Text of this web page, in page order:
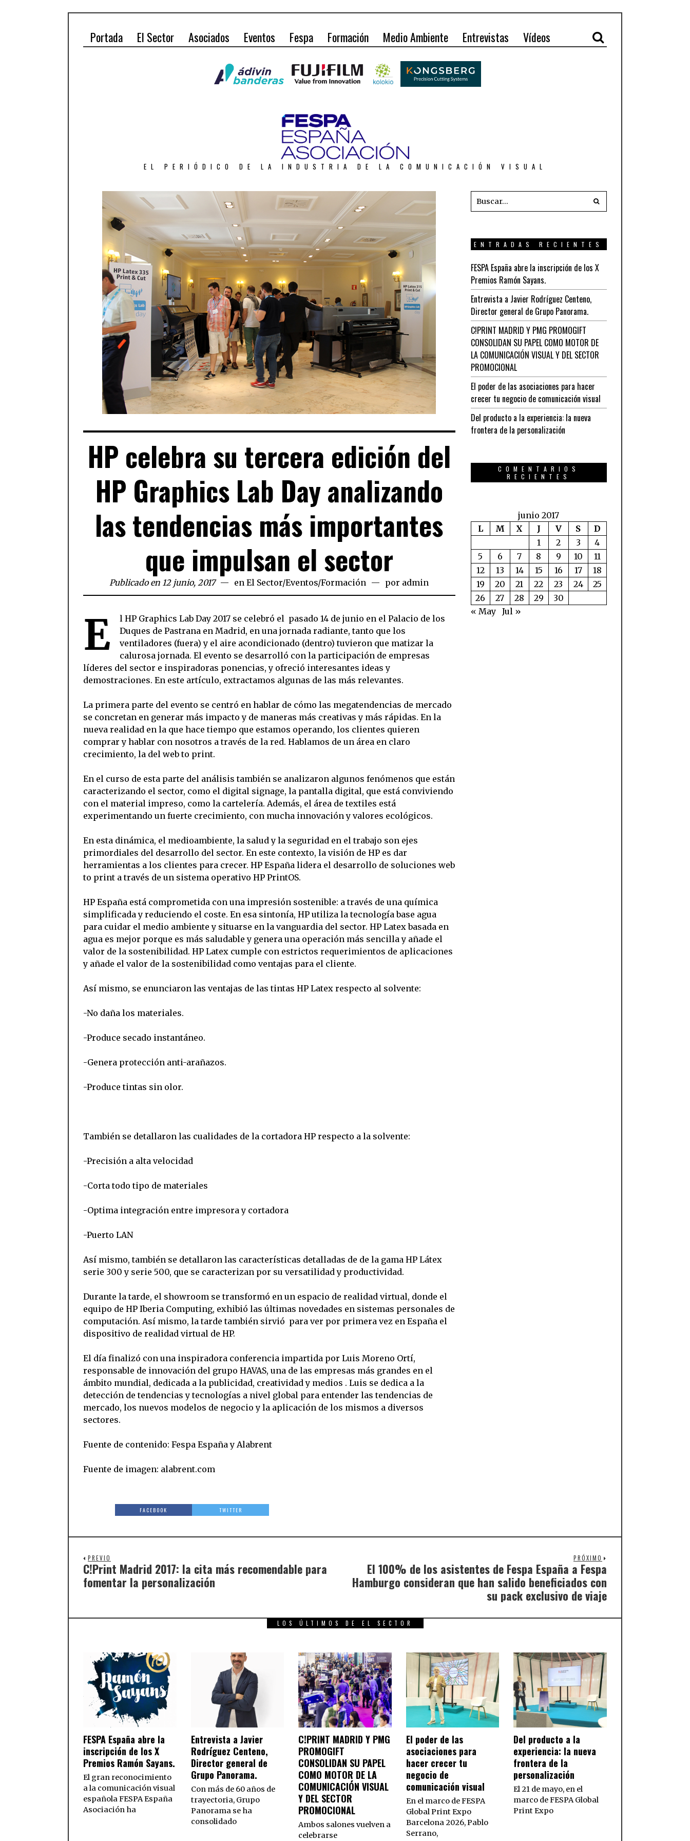
Portada El Sector Asociados Eventos Fespa Formación Medio Ambiente Entrevistas Vídeos
EL PERIÓDICO DE LA INDUSTRIA DE LA COMUNICACIÓN VISUAL
HP celebra su tercera edición del
HP Graphics Lab Day analizando
las tendencias más importantes
que impulsan el sector
Publicado en 12 junio, 2017 enEl Sector/Eventos/Formación por admin
E
l HP Graphics Lab Day 2017 se celebró el pasado 14 de junio en el Palacio de los
Duques de Pastrana en Madrid, en una jornada radiante, tanto que los
ventiladores (fuera) y el aire acondicionado (dentro) tuvieron que matizar la
calurosa jornada. El evento se desarrolló con la participación de empresas
líderes del sector e inspiradoras ponencias, y ofreció interesantes ideas y
demostraciones. En este artículo, extractamos algunas de las más relevantes.
La primera parte del evento se centró en hablar de cómo las megatendencias de mercado
se concretan en generar más impacto y de maneras más creativas y más rápidas. En la
nueva realidad en la que hace tiempo que estamos operando, los clientes quieren
comprar y hablar con nosotros a través de la red. Hablamos de un área en claro
crecimiento, la del web to print.
En el curso de esta parte del análisis también se analizaron algunos fenómenos que están
caracterizando el sector, como el digital signage, la pantalla digital, que está conviviendo
con el material impreso, como la cartelería. Además, el área de textiles está
experimentando un fuerte crecimiento, con mucha innovación y valores ecológicos.
En esta dinámica, el medioambiente, la salud y la seguridad en el trabajo son ejes
primordiales del desarrollo del sector. En este contexto, la visión de HP es dar
herramientas a los clientes para crecer. HP España lidera el desarrollo de soluciones web
to print a través de un sistema operativo HP PrintOS.
HP España está comprometida con una impresión sostenible: a través de una química
simplificada y reduciendo el coste. En esa sintonía, HP utiliza la tecnología base agua
para cuidar el medio ambiente y situarse en la vanguardia del sector. HP Latex basada en
agua es mejor porque es más saludable y genera una operación más sencilla y añade el
valor de la sostenibilidad. HP Latex cumple con estrictos requerimientos de aplicaciones
y añade el valor de la sostenibilidad como ventajas para el cliente.
Así mismo, se enunciaron las ventajas de las tintas HP Latex respecto al solvente:
-No daña los materiales.
-Produce secado instantáneo.
-Genera protección anti-arañazos.
-Produce tintas sin olor.
También se detallaron las cualidades de la cortadora HP respecto a la solvente:
-Precisión a alta velocidad
-Corta todo tipo de materiales
-Optima integración entre impresora y cortadora
-Puerto LAN
Así mismo, también se detallaron las características detalladas de de la gama HP Látex
serie 300 y serie 500, que se caracterizan por su versatilidad y productividad.
Durante la tarde, el showroom se transformó en un espacio de realidad virtual, donde el
equipo de HP Iberia Computing, exhibió las últimas novedades en sistemas personales de
computación. Así mismo, la tarde también sirvió para ver por primera vez en España el
dispositivo de realidad virtual de HP.
El día finalizó con una inspiradora conferencia impartida por Luis Moreno Ortí,
responsable de innovación del grupo HAVAS, una de las empresas más grandes en el
ámbito mundial, dedicada a la publicidad, creatividad y medios . Luis se dedica a la
detección de tendencias y tecnologías a nivel global para entender las tendencias de
mercado, los nuevos modelos de negocio y la aplicación de los mismos a diversos
sectores.
Fuente de contenido: Fespa España y Alabrent
Fuente de imagen: alabrent.com
FACEBOOK TWITTER
ENTRADAS RECIENTES
FESPA España abre la inscripción de los X
Premios Ramón Sayans.
Entrevista a Javier Rodríguez Centeno,
Director general de Grupo Panorama.
C!PRINT MADRID Y PMG PROMOGIFT
CONSOLIDAN SU PAPEL COMO MOTOR DE
LA COMUNICACIÓN VISUAL Y DEL SECTOR
PROMOCIONAL
El poder de las asociaciones para hacer
crecer tu negocio de comunicación visual
Del producto a la experiencia: la nueva
frontera de la personalización
COMENTARIOS
RECIENTES
junio 2017
L
M X J V S
D
1
2 3
4
5
6 7 8 9 10
11
12
13 14 15 16 17
18
19
20 21 22 23 24
25
26
27 28 29
30
« May
Jul »
PREVIO
C!Print Madrid 2017: la cita más recomendable para
fomentar la personalización
PRÓXIMO
El 100% de los asistentes de Fespa España a Fespa
Hamburgo consideran que han salido beneficiados con
su pack exclusivo de viaje
LOS ÚLTIMOS DE EL SECTOR
FESPA España abre la
inscripción de los X
Premios Ramón Sayans.
El gran reconocimiento
a la comunicación visual
española FESPA España
Asociación ha
Entrevista a Javier
Rodríguez Centeno,
Director general de
Grupo Panorama.
Con más de 60 años de
trayectoria, Grupo
Panorama se ha
consolidado
C!PRINT MADRID Y PMG
PROMOGIFT
CONSOLIDAN SU PAPEL
COMO MOTOR DE LA
COMUNICACIÓN VISUAL
Y DEL SECTOR
PROMOCIONAL
Ambos salones vuelven a
celebrarse
El poder de las
asociaciones para
hacer crecer tu
negocio de
comunicación visual
En el marco de FESPA
Global Print Expo
Barcelona 2026, Pablo
Serrano,
Del producto a la
experiencia: la nueva
frontera de la
personalización
El 21 de mayo, en el
marco de FESPA Global
Print Expo